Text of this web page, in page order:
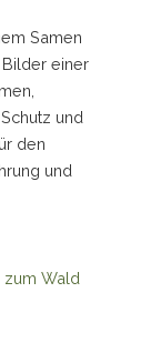
Samen
einer
und
den
und
zum Wald